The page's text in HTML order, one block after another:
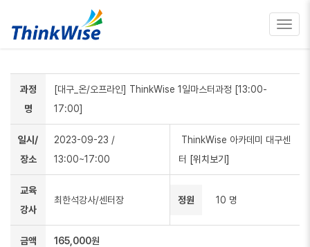
과정
명
[대구_온/오프라인] ThinkWise 1일마스터과정 [13:00-
17:00]
일시/
장소
2023-09-23 /
13:00~17:00
ThinkWise 아카데미 대구센
터
[위치보기]
교육
강사
최한석강사/센터장 정원 10 명
금액 165,000원